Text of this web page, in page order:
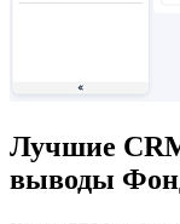
Лучшие
выводы